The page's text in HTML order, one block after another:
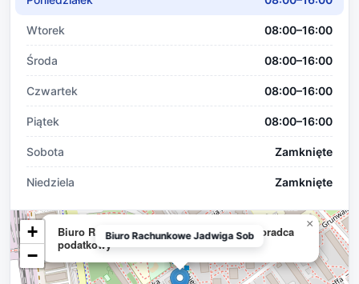
Wtorek 08:00–16:00
Środa 08:00–16:00
Czwartek 08:00–16:00
Piątek 08:00–16:00
Sobota Zamknięte
Niedziela Zamknięte
Biuro Rachunkowe Jadwiga Sobowska Doradca
podatkowy
×
+
−
Biuro Rachunkowe Jadwiga Sob